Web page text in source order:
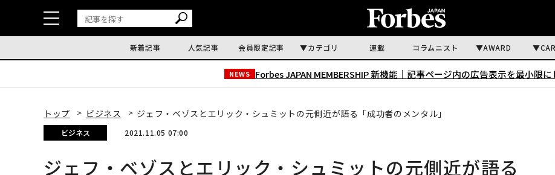
新着記事 人気記事 会員限定記事 カテゴリ 連載 コラムニスト AWARD
NEWS Forbes JAPAN MEMBERSHIP 新機能｜ 記事ページ内の広告表示を最小限に
トップ ビジネス ジェフ・ベゾスとエリック・シュミットの元側近が語る「成功者のメンタル」
ビジネス 2021.11.05 07:00
ジェフ・ベゾスとエリック・シュミットの元側近が語る